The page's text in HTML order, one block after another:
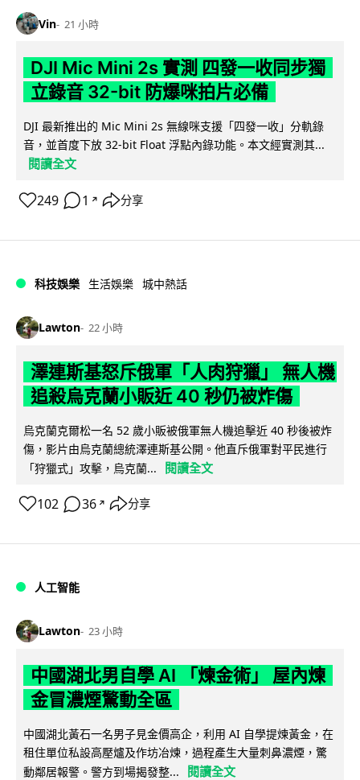
Vin 21 小時
DJI Mic Mini 2s 實測 四發一收同步獨
立錄音 32-bit 防爆咪拍片必備
DJI 最新推出的 Mic Mini 2s 無線咪支援「四發一收」分軌錄
音，並首度下放 32-bit Float 浮點內錄功能。本文經實測其...
閱讀全文
249 1 ↗ 分享
科技娛樂 生活娛樂 城中熱話
Lawton 22 小時
澤連斯基怒斥俄軍「人肉狩獵」 無人機
追殺烏克蘭小販近 40 秒仍被炸傷
烏克蘭克爾松一名 52 歲小販被俄軍無人機追擊近 40 秒後被炸
傷，影片由烏克蘭總統澤連斯基公開。他直斥俄軍對平民進行
「狩獵式」攻擊，烏克蘭...
閱讀全文
102 36 ↗ 分享
人工智能
Lawton 23 小時
中國湖北男自學 AI 「煉金術」 屋內煉
金冒濃煙驚動全區
中國湖北黃石一名男子見金價高企，利用 AI 自學提煉黃金，在
租住單位私設高壓爐及作坊冶煉，過程產生大量刺鼻濃煙，驚
動鄰居報警。警方到場揭發整...
閱讀全文